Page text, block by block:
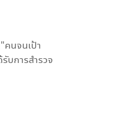
คนจนเป้า
บการสำรวจ